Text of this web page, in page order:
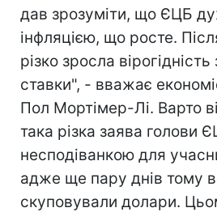
дав зрозуміти, що ЄЦБ
інфляцією, що росте.
різко зросла
ставки", - вважає
Пол Мортімер-Лі. Варто
така різка заява голови
несподіванкою для
адже ще пару днів тому
скуповували долари.